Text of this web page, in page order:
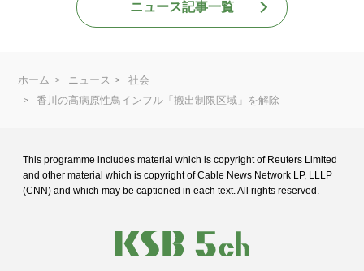
ニュース記事一覧
ホーム ニュース
社会
香川の高病原性鳥インフル「搬出制限区域」を解除
This programme includes material which is copyright of Reuters Limited
and other material which is copyright of Cable News Network LP, LLLP
(CNN) and which may be captioned in each text. All rights reserved.